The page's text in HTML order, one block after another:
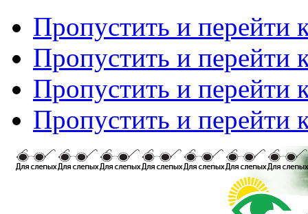
Пропустить и перейти
Пропустить и перейти
Пропустить и перейти
Пропустить и перейти